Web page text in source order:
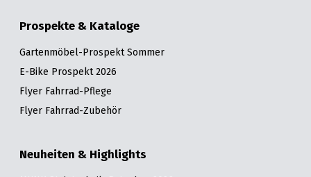
Prospekte & Kataloge
Gartenmöbel-Prospekt Sommer
E-Bike Prospekt 2026
Flyer Fahrrad-Pflege
Flyer Fahrrad-Zubehör
Neuheiten & Highlights